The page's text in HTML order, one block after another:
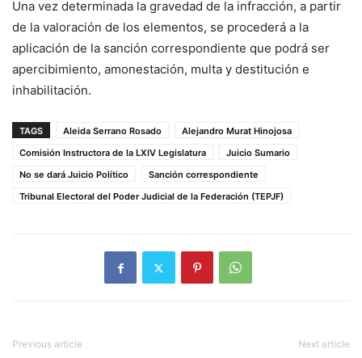
Una vez determinada la gravedad de la infracción, a partir
de la valoración de los elementos, se procederá a la
aplicación de la sanción correspondiente que podrá ser
apercibimiento, amonestación, multa y destitución e
inhabilitación.
TAGS Aleida Serrano Rosado
Alejandro Murat Hinojosa
Comisión Instructora de la LXIV Legislatura
Juicio Sumario
No se dará Juicio Político
Sanción correspondiente
Tribunal Electoral del Poder Judicial de la Federación (TEPJF)
Previous article Next article